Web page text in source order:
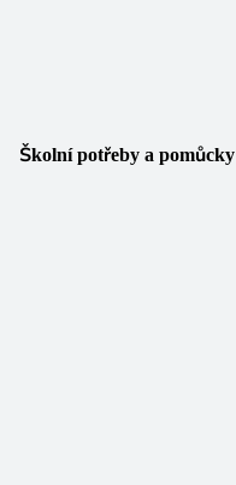
Školní potřeby a pomůcky